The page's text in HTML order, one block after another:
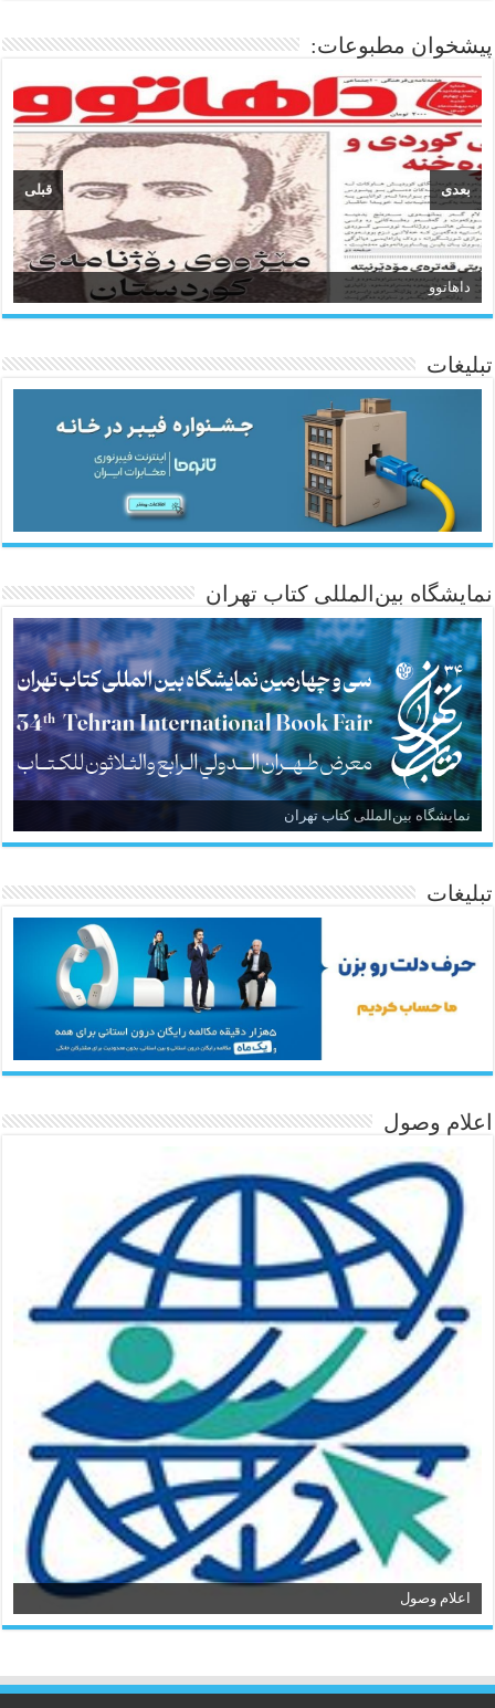
پیشخوان مطبوعات:
داهاتوو
سیروان
ئاژانسی هەواڵی مێهر
قبلی بعدی
تبلیغات
نمایشگاه بین‌المللی کتاب تهران
نمایشگاه بین‌المللی کتاب تهران
تبلیغات
اعلام وصول
اعلام وصول